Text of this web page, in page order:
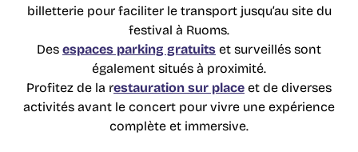
billetterie pour faciliter le transport jusqu’au site du
festival à Ruoms.
Des espaces parking gratuits et surveillés sont
également situés à proximité.
Profitez de la restauration sur place et de diverses
activités avant le concert pour vivre une expérience
complète et immersive.